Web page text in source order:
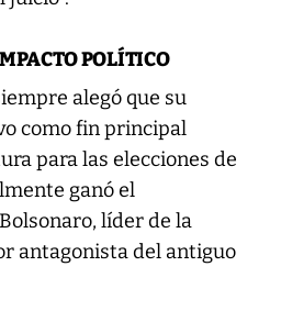
POLÍTICO
alegó que su
como fin principal
para las elecciones de
ganó el
líder de la
antagonista del antiguo